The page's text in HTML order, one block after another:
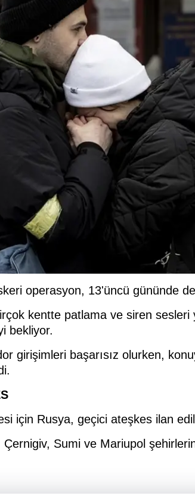
operasyon, 13'üncü gününde
kentte patlama ve siren sesleri
bekliyor.
girişimleri başarısız olurken,
için Rusya, geçici ateşkes ilan
Sumi ve Mariupol